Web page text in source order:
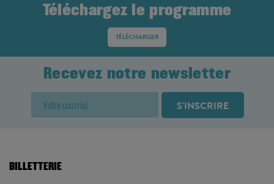
Téléchargez le programme
TÉLÉCHARGER
Recevez notre newsletter
BILLETTERIE